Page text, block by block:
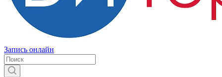
Запись онлайн